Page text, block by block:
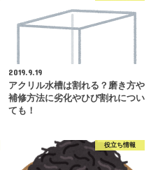
2019.9.19
アクリル水槽は割れる？磨き方や
補修方法に劣化やひび割れについ
ても！
役立ち情報